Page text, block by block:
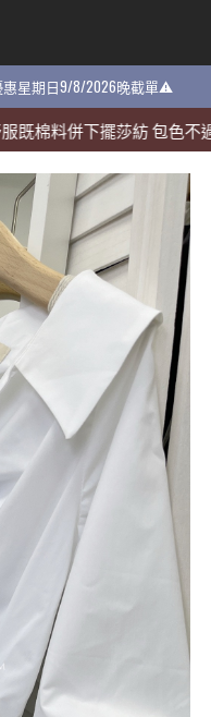
惠星期日9/8/2026晚截單⚠️
併下擺莎紡 包色不過份❗️
惠星期日9/8/2026晚截單⚠️
併下擺莎紡 包色不過份❗️